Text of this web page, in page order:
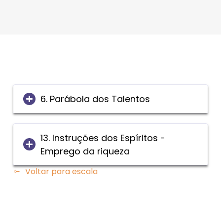
6. Parábola dos Talentos
13. Instruções dos Espíritos -
Emprego da riqueza
Voltar para escala